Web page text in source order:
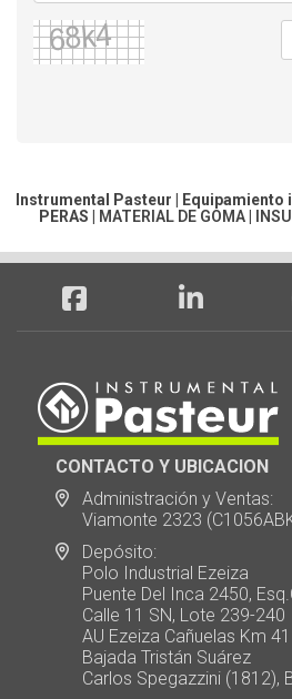
Instrumental Pasteur |
PERAS
MATERIAL DE GOMA
CONTACTO Y UBICACION
Administración y Ventas:
Viamonte 2323
Depósito:
Polo Industrial Ezeiza
Puente Del Inca 2450,
Calle 11 SN, Lote 239-240
AU Ezeiza Cañuelas Km 41
Bajada Tristán Suárez
Carlos Spegazzini (1812),